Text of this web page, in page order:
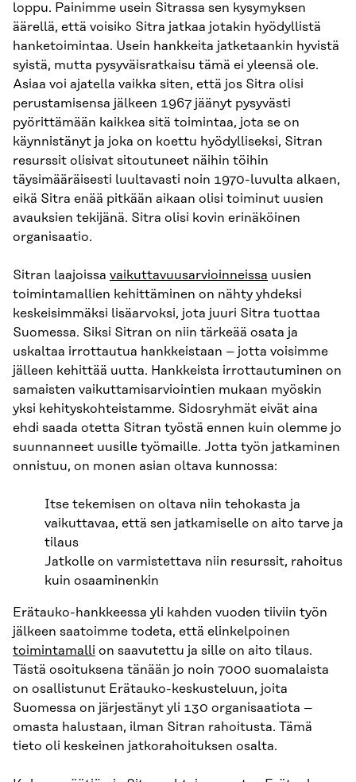
loppu. Painimme usein Sitrassa sen kysymyksen
äärellä, että voisiko Sitra jatkaa jotakin hyödyllistä
hanketoimintaa. Usein hankkeita jatketaankin hyvistä
syistä, mutta pysyväisratkaisu tämä ei yleensä ole.
Asiaa voi ajatella vaikka siten, että jos Sitra olisi
perustamisensa jälkeen 1967 jäänyt pysyvästi
pyörittämään kaikkea sitä toimintaa, jota se on
käynnistänyt ja joka on koettu hyödylliseksi, Sitran
resurssit olisivat sitoutuneet näihin töihin
täysimääräisesti luultavasti noin 1970-luvulta alkaen,
eikä Sitra enää pitkään aikaan olisi toiminut uusien
avauksien tekijänä. Sitra olisi kovin erinäköinen
organisaatio.
Sitran laajoissa vaikuttavuusarvioinneissa uusien
toimintamallien kehittäminen on nähty yhdeksi
keskeisimmäksi lisäarvoksi, jota juuri Sitra tuottaa
Suomessa. Siksi Sitran on niin tärkeää osata ja
uskaltaa irrottautua hankkeistaan – jotta voisimme
jälleen kehittää uutta. Hankkeista irrottautuminen on
samaisten vaikuttamisarviointien mukaan myöskin
yksi kehityskohteistamme. Sidosryhmät eivät aina
ehdi saada otetta Sitran työstä ennen kuin olemme jo
suunnanneet uusille työmaille. Jotta työn jatkaminen
onnistuu, on monen asian oltava kunnossa:
Itse tekemisen on oltava niin tehokasta ja
vaikuttavaa, että sen jatkamiselle on aito tarve ja
tilaus
Jatkolle on varmistettava niin resurssit, rahoitus
kuin osaaminenkin
Erätauko-hankkeessa yli kahden vuoden tiiviin työn
jälkeen saatoimme todeta, että elinkelpoinen
toimintamalli on saavutettu ja sille on aito tilaus.
Tästä osoituksena tänään jo noin 7000 suomalaista
on osallistunut Erätauko-keskusteluun, joita
Suomessa on järjestänyt yli 130 organisaatiota –
omasta halustaan, ilman Sitran rahoitusta. Tämä
tieto oli keskeinen jatkorahoituksen osalta.